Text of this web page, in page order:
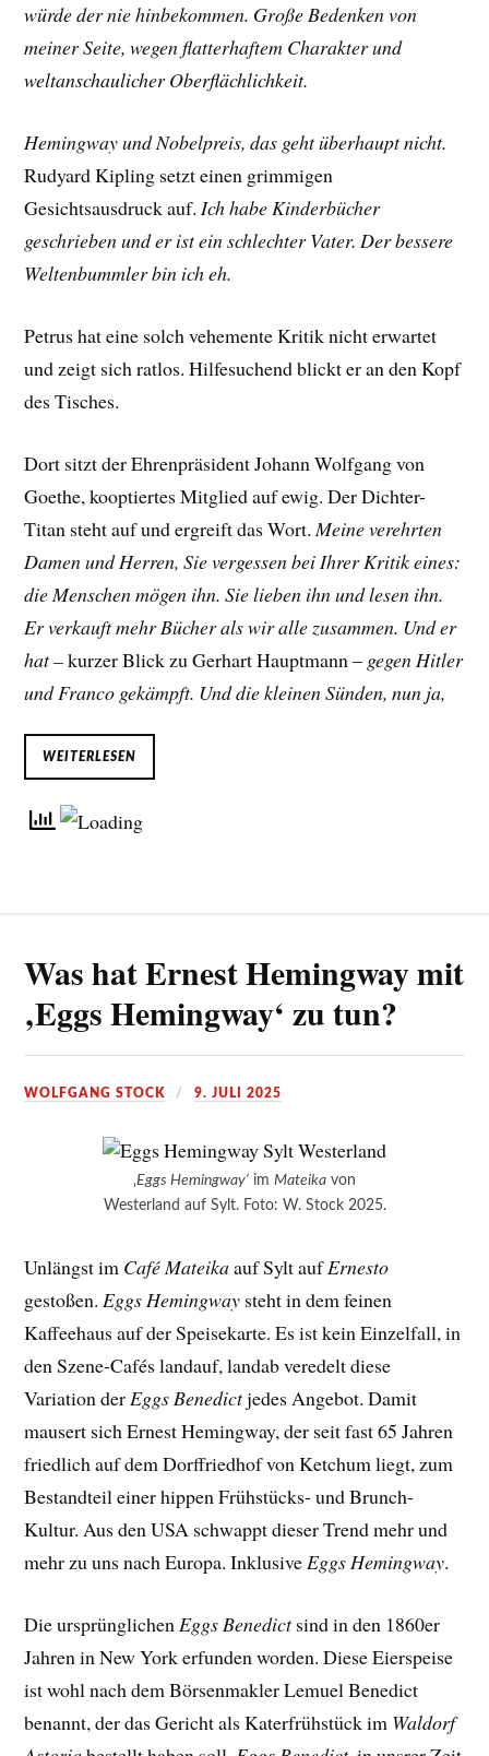
würde der nie hinbekommen. Große Bedenken von
meiner Seite, wegen flatterhaftem Charakter und
weltanschaulicher Oberflächlichkeit.
Hemingway und Nobelpreis, das geht überhaupt nicht.
Rudyard Kipling setzt einen grimmigen
Gesichtsausdruck auf.Ich habe Kinderbücher
geschrieben und er ist ein schlechter Vater. Der bessere
Weltenbummler bin ich eh.
Petrus hat eine solch vehemente Kritik nicht erwartet
und zeigt sich ratlos. Hilfesuchend blickt er an den Kopf
des Tisches.
Dort sitzt der Ehrenpräsident Johann Wolfgang von
Goethe, kooptiertes Mitglied auf ewig. Der Dichter-
Titan steht auf und ergreift das Wort. Meine verehrten
Damen und Herren, Sie vergessen bei Ihrer Kritik eines:
die Menschen mögen ihn. Sie lieben ihn und lesen ihn.
Er verkauft mehr Bücher als wir alle zusammen. Und er
hat –kurzer Blick zu Gerhart Hauptmann – gegen Hitler
und Franco gekämpft. Und die kleinen Sünden, nun ja,
WEITERLESEN
Was hat Ernest Hemingway mit
‚Eggs Hemingway‘ zu tun?
WOLFGANG STOCK 9. JULI 2025
‚Eggs Hemingway‘ im Mateika von
Westerland auf Sylt. Foto: W. Stock 2025.
Unlängst im Café Mateikaauf Sylt aufErnesto
gestoßen.Eggs Hemingway steht in dem feinen
Kaffeehaus auf der Speisekarte. Es ist kein Einzelfall, in
den Szene-Cafés landauf, landab veredelt diese
Variation derEggs Benedictjedes Angebot. Damit
mausert sich Ernest Hemingway, der seit fast 65 Jahren
friedlich auf dem Dorffriedhof von Ketchum liegt, zum
Bestandteil einer hippen Frühstücks- und Brunch-
Kultur. Aus den USA schwappt dieser Trend mehr und
mehr zu uns nach Europa. InklusiveEggs Hemingway.
Die ursprünglichenEggs Benedictsind in den 1860er
Jahren in New York erfunden worden. Diese Eierspeise
ist wohl nach dem Börsenmakler Lemuel Benedict
benannt, der das Gericht als Katerfrühstück im Waldorf